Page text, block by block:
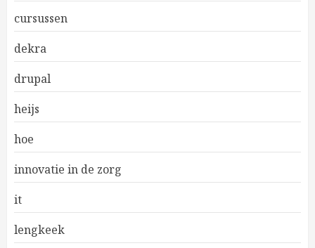
cursussen
dekra
drupal
heijs
hoe
innovatie in de zorg
it
lengkeek